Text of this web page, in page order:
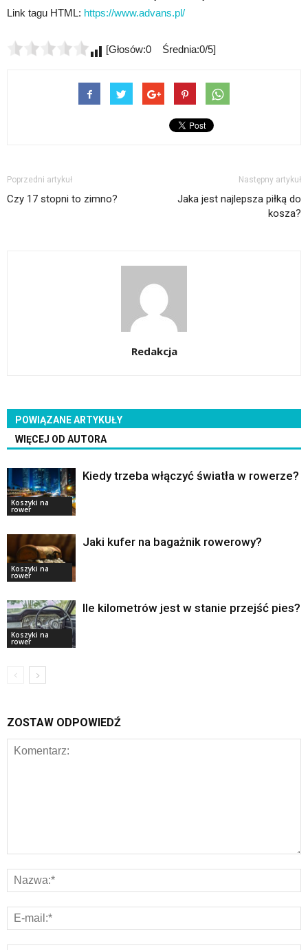
Link tagu HTML: https://www.advans.pl/
[Głosów:0 Średnia:0/5]
Poprzedni artykuł
Czy 17 stopni to zimno?
Następny artykuł
Jaka jest najlepsza piłką do
kosza?
Redakcja
POWIĄZANE ARTYKUŁY
WIĘCEJ OD AUTORA
Koszyki na
rower
Kiedy trzeba włączyć światła w rowerze?
Koszyki na
rower
Jaki kufer na bagażnik rowerowy?
Koszyki na
rower
Ile kilometrów jest w stanie przejść pies?
ZOSTAW ODPOWIEDŹ